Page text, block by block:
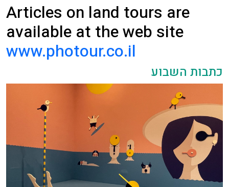
Articles on land tours are
available at the web site
www.photour.co.il
כתבות השבוע